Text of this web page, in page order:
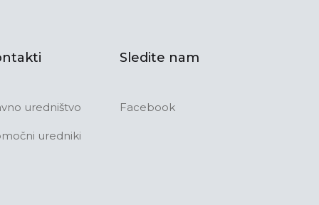
uredništvo
uredniki
Sledite nam
Facebook